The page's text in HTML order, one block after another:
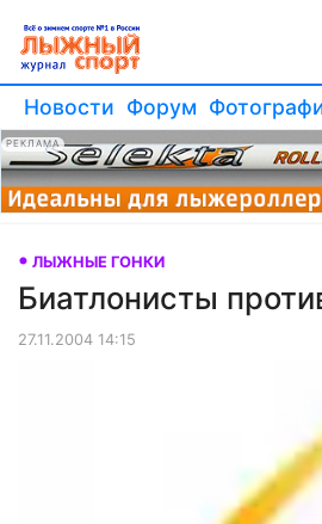
Новости Форум
РЕКЛАМА
ЛЫЖНЫЕ ГОНКИ
Биатлонисты
27.11.2004 14:15